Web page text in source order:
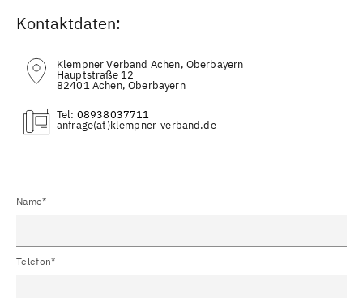
Kontaktdaten:
Klempner Verband Achen, Oberbayern
Hauptstraße 12
82401 Achen, Oberbayern
Tel: 08938037711
(at)
Name*
Telefon*